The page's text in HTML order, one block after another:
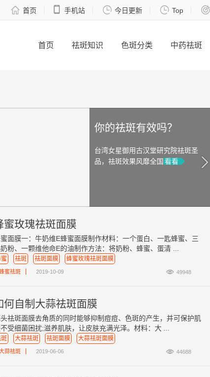
 首页  手机站  今日更新  Top 
首页 祛斑知识 色斑分类 中药祛斑
你的祛斑有效吗？
台湾女星御用古汉堂研究院祛斑圣
品，祛斑效果风靡全国 看看
蜜玫瑰祛斑面膜
面膜一：牛奶维E蜂蜜面膜制作材料：一个蛋白、一匙蜂蜜、三
粉、一颗维他命E的油制作方法：将奶粉、蜂蜜、蛋清 ...
祛斑 祛斑面膜 蜂蜜玫瑰祛斑面膜
 49948
蜜祛斑 2019-10-09
何自制大蒜祛斑面膜
祛斑面膜去角质的同时能够抑制痘痘、色斑的产生，并可保护肌
受细菌困扰;滋养肌肤，让皮肤充满光泽。材料：大 ...
大蒜祛斑 祛斑面膜 大蒜祛斑面膜
 44688
蒜祛斑 2019-06-06